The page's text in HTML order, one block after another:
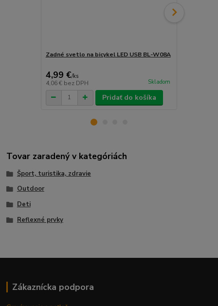
Zadné svetlo na bicykel LED USB BL-W08A
4,99 €/ks
4,06 € bez DPH Skladom
Pridať do košíka
Tovar zaradený v kategóriách
Šport, turistika, zdravie
Outdoor
Deti
Reflexné prvky
Zákaznícka podpora